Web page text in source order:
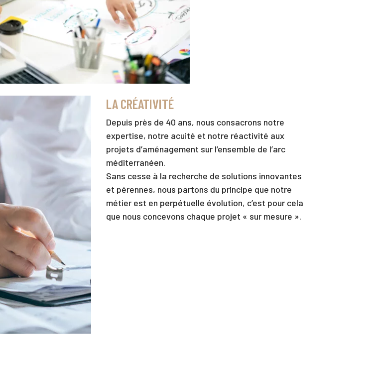
LA CRÉATIVITÉ
Depuis près de 40 ans, nous consacrons notre
expertise, notre acuité et notre réactivité aux
projets d’aménagement sur l’ensemble de l’arc
méditerranéen.
Sans cesse à la recherche de solutions innovantes
et pérennes, nous partons du principe que notre
métier est en perpétuelle évolution, c’est pour cela
que nous concevons chaque projet « sur mesure ».